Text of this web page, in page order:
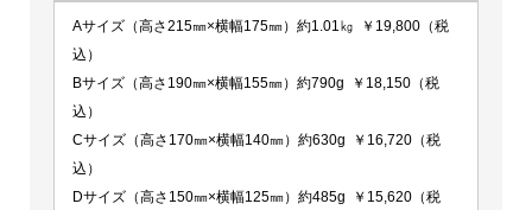
Aサイズ（高さ215㎜×横幅175㎜）約1.01㎏ ￥19,800（税
込）
Bサイズ（高さ190㎜×横幅155㎜）約790g ￥18,150（税
込）
Cサイズ（高さ170㎜×横幅140㎜）約630g ￥16,720（税
込）
Dサイズ（高さ150㎜×横幅125㎜）約485g ￥15,620（税